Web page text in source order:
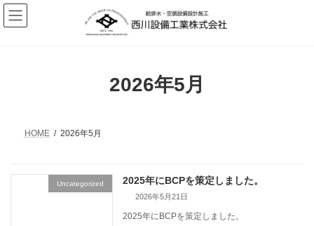
コ
ン
テ
ナ
ビ
ゲ
2026年5月
HOME 2026年5月
Uncategorized 2025年にBCPを策定しました。
2026年5月21日
2025年にBCPを策定しました。